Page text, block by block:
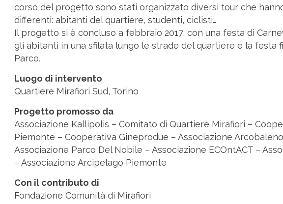
corso del progetto sono stati organizzato diversi tour che
differenti: abitanti del quartiere, studenti, ciclisti…
Il progetto si è concluso a febbraio 2017, con una festa di
gli abitanti in una sfilata lungo le strade del quartiere e la festa
Parco.
Luogo di intervento
Quartiere Mirafiori Sud, Torino
Progetto promosso da
Associazione Kallipolis – Comitato di Quartiere Mirafiori –
Piemonte – Cooperativa Gineprodue – Associazione
Associazione Parco Del Nobile – Associazione ECOntACT –
– Associazione Arcipelago Piemonte
Con il contributo di
Fondazione Comunità di Mirafiori